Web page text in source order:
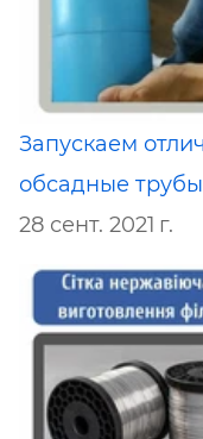
Запускаем
обсадные
28 сент. 2021 г.